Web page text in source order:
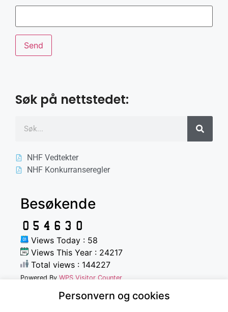
Søk på nettstedet:
NHF Vedtekter
NHF Konkurranseregler
Besøkende
Views Today : 58
Views This Year : 24217
Total views : 144227
Powered By WPS Visitor Counter
Personvern og cookies